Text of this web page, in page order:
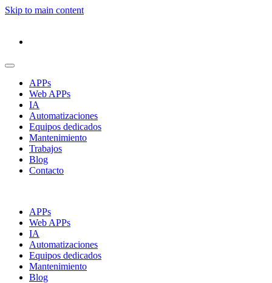
Skip to main content
APPs
Web APPs
IA
Automatizaciones
Equipos dedicados
Mantenimiento
Trabajos
Blog
Contacto
APPs
Web APPs
IA
Automatizaciones
Equipos dedicados
Mantenimiento
Blog